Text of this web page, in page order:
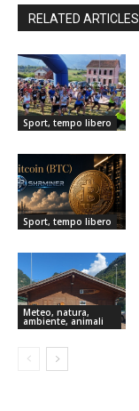
RELATED ARTICLES
Sport, tempo libero
Sport, tempo libero
Meteo, natura,
ambiente, animali